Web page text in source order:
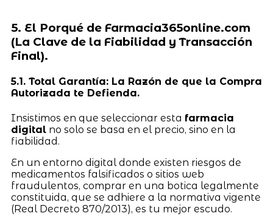
5. El Porqué de Farmacia365online.com
(La Clave de la Fiabilidad y Transacción
Final).
5.1. Total Garantía: La Razón de que la Compra
Autorizada te Defienda.
Insistimos en que seleccionar esta farmacia
digitalno solo se basa en el precio, sino en la
fiabilidad.
En un entorno digital donde existen riesgos de
medicamentos falsificados o sitios web
fraudulentos, comprar en una botica legalmente
constituida, que se adhiere a la normativa vigente
(Real Decreto 870/2013), es tu mejor escudo.